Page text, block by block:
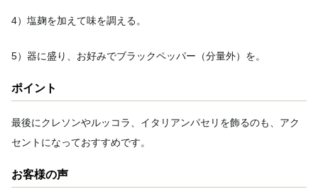
4）塩麹を加えて味を調える。
5）器に盛り、お好みでブラックペッパー（分量外）を。
ポイント
最後にクレソンやルッコラ、イタリアンパセリを飾るのも、アク
セントになっておすすめです。
お客様の声